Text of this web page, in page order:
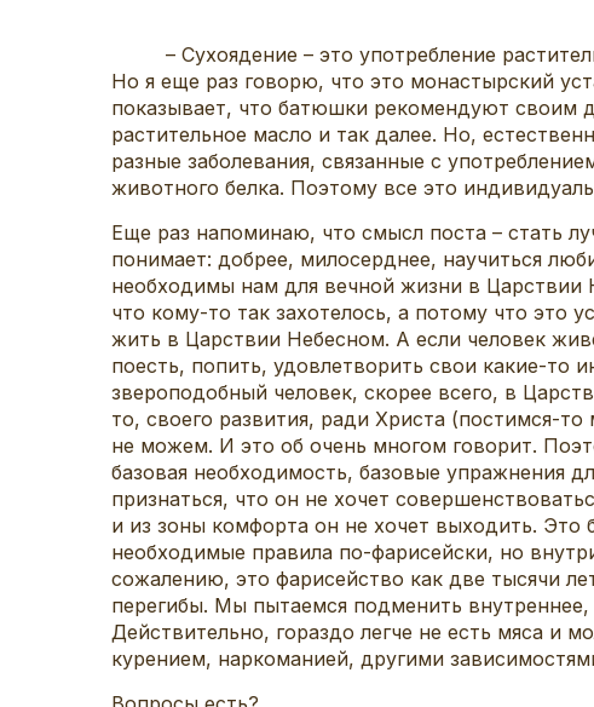
– Сухоядение – это употребление
Но я еще раз говорю, что это монастырский
показывает, что батюшки рекомендуют своим
растительное масло и так далее. Но,
разные заболевания, связанные с
животного белка. Поэтому все это
Еще раз напоминаю, что смысл поста – стать
понимает: добрее, милосерднее, научиться
необходимы нам для вечной жизни в
что кому-то так захотелось, а потому что это
жить в Царствии Небесном. А если человек
поесть, попить, удовлетворить свои какие-то
звероподобный человек, скорее всего, в
то, своего развития, ради Христа (постимся-
не можем. И это об очень многом говорит.
базовая необходимость, базовые упражнения
признаться, что он не хочет
и из зоны комфорта он не хочет выходить. Это
необходимые правила по-фарисейски, но
сожалению, это фарисейство как две тысячи
перегибы. Мы пытаемся подменить
Действительно, гораздо легче не есть мяса и
курением, наркоманией, другими